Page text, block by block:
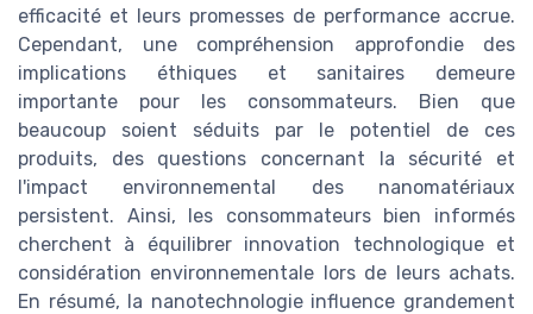
efficacité et leurs promesses de performance accrue.
Cependant, une compréhension approfondie des
implications éthiques et sanitaires demeure
importante pour les consommateurs. Bien que
beaucoup soient séduits par le potentiel de ces
produits, des questions concernant la sécurité et
l'impact environnemental des nanomatériaux
persistent. Ainsi, les consommateurs bien informés
cherchent à équilibrer innovation technologique et
considération environnementale lors de leurs achats.
En résumé, la nanotechnologie influence grandement